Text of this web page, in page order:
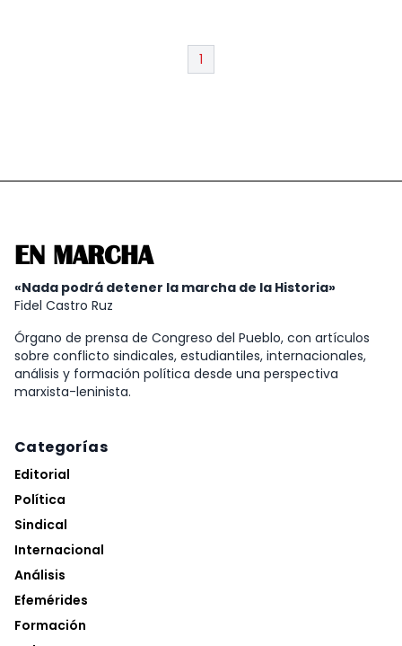
1
EN MARCHA
«Nada podrá detener la marcha de la Historia»
Fidel Castro Ruz
Órgano de prensa de Congreso del Pueblo, con artículos
sobre conflicto sindicales, estudiantiles, internacionales,
análisis y formación política desde una perspectiva
marxista-leninista.
Categorías
Editorial
Política
Sindical
Internacional
Análisis
Efemérides
Formación